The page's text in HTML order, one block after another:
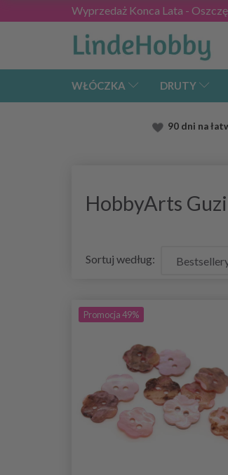
Wyprzedaż Konca Lata -
WŁÓCZKA DRUTY
90 dni na
HobbyArts
Sortuj według:
Promocja 49%